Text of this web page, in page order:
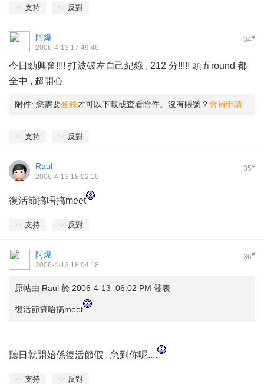
支持 反對
34#
阿爆
2006-4-13 17:49:46
今日勁興奮!!!! 打波破左自己紀錄 , 212 分!!!!! 頭五round 都
全中 , 超開心
附件: 您需要登錄才可以下載或查看附件。沒有賬號？會員申請
支持 反對
35#
Raul
2006-4-13 18:02:10
復活節搞唔搞meet
支持 反對
36#
阿爆
2006-4-13 18:04:18
原帖由 Raul 於 2006-4-13 06:02 PM 發表
復活節搞唔搞meet
聽日就開始係復活節假 , 急到你呢....
支持 反對